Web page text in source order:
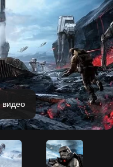
видео